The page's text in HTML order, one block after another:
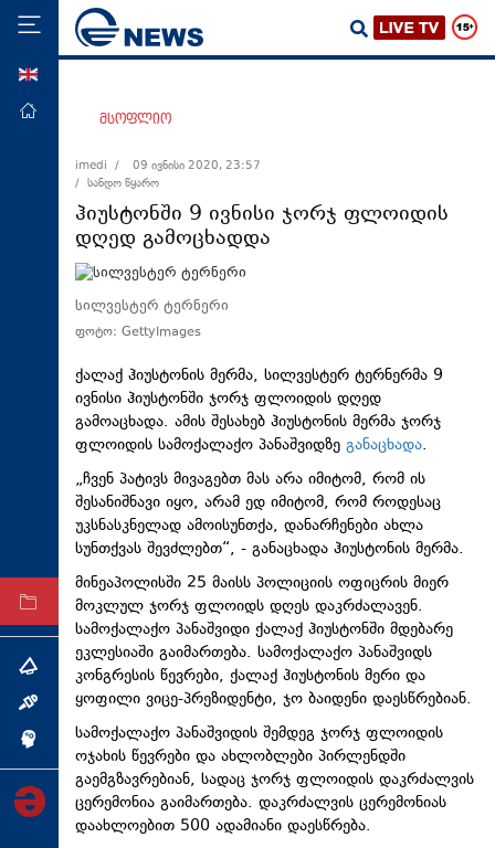
მთავარი
ეკონომიკა
მსოფლიო
სამართალი
თავდაცვა
რეგიონი
კულტურა
სპორტი
ტექნოლოგიები
ტაბლოიდი
არქივი
ინტერვიუ
ინქვიზიცია
მსოფლიო
imedi /
09 ივნისი 2020, 23:57
/ სანდო წყარო
ჰიუსტონში 9 ივნისი ჯორჯ ფლოიდის
დღედ გამოცხადდა
სილვესტერ ტერნერი
ფოტო: GettyImages
ქალაქ ჰიუსტონის მერმა, სილვესტერ ტერნერმა 9
ივნისი ჰიუსტონში ჯორჯ ფლოიდის დღედ
გამოაცხადა. ამის შესახებ ჰიუსტონის მერმა ჯორჯ
ფლოიდის სამოქალაქო პანაშვიდზე განაცხადა.
„ჩვენ პატივს მივაგებთ მას არა იმიტომ, რომ ის
შესანიშნავი იყო, არამ ედ იმიტომ, რომ როდესაც
უკსნასკნელად ამოისუნთქა, დანარჩენები ახლა
სუნთქვას შევძლებთ“, - განაცხადა ჰიუსტონის მერმა.
მინეაპოლისში 25 მაისს პოლიციის ოფიცრის მიერ
მოკლულ ჯორჯ ფლოიდს დღეს დაკრძალავენ.
სამოქალაქო პანაშვიდი ქალაქ ჰიუსტონში მდებარე
ეკლესიაში გაიმართება. სამოქალაქო პანაშვიდს
კონგრესის წევრები, ქალაქ ჰიუსტონის მერი და
ყოფილი ვიცე-პრეზიდენტი, ჯო ბაიდენი დაესწრებიან.
სამოქალაქო პანაშვიდის შემდეგ ჯორჯ ფლოიდის
ოჯახის წევრები და ახლობლები პირლენდში
გაემგზავრებიან, სადაც ჯორჯ ფლოიდის დაკრძალვის
ცერემონია გაიმართება. დაკრძალვის ცერემონიას
დაახლოებით 500 ადამიანი დაესწრება.